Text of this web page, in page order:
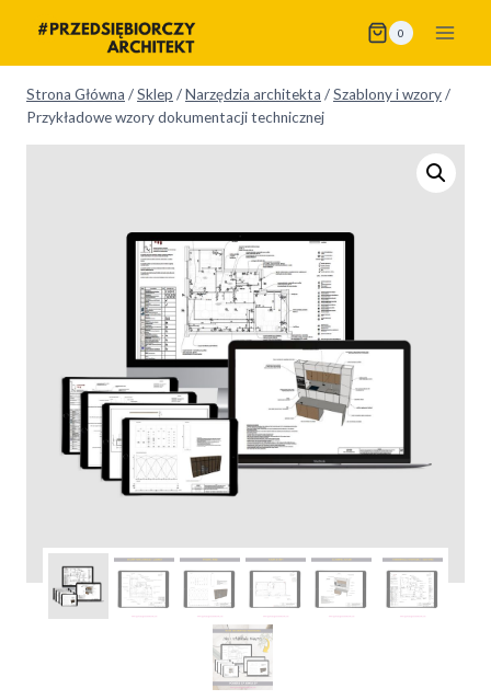
treści
0
Strona Główna /Sklep /Narzędzia architekta /Szablony i wzory/
Przykładowe wzory dokumentacji technicznej